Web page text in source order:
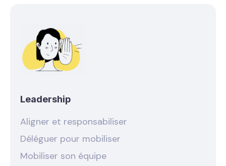
Leadership
Aligner et responsabiliser
Déléguer pour mobiliser
Mobiliser son équipe